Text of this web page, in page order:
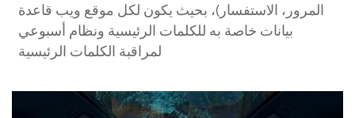
المرور، الاستفسار)، بحيث يكون لكل موقع ويب قاعدة
بيانات خاصة به للكلمات الرئيسية ونظام أسبوعي
لمراقبة الكلمات الرئيسية